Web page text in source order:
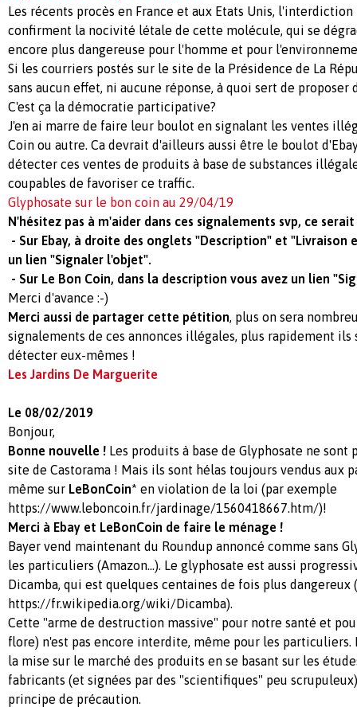
Les récents procès en France et aux Etats Unis,
confirment la nocivité létale de cette molécule, qui se
encore plus dangereuse pour l'homme et pour
Si les courriers postés sur le site de la Présidence de La
sans aucun effet, ni aucune réponse, à quoi sert de proposer
C'est ça la démocratie participative?
J'en ai marre de faire leur boulot en signalant les ventes
Coin ou autre. Ca devrait d'ailleurs aussi être le boulot
détecter ces ventes de produits à base de substances
coupables de favoriser ce traffic.
Glyphosate sur le bon coin au 29/04/19
N'hésitez pas à m'aider dans ces signalements svp, ce
- Sur Ebay, à droite des onglets "Description" et "Livraison
un lien "Signaler l'objet".
- Sur Le Bon Coin, dans la description vous avez un lien
Merci d'avance :-)
Merci aussi de partager cette pétition, plus on sera
signalements de ces annonces illégales, plus rapidement ils
détecter eux-mêmes !
Les Jardins De Marguerite
Le 08/02/2019
Bonjour,
Bonne nouvelle ! Les produits à base de Glyphosate ne sont
site de Castorama ! Mais ils sont hélas toujours vendus aux
même sur LeBonCoin* en violation de la loi (par exemple
https://www.leboncoin.fr/jardinage/1560418667.htm/)!
Merci à Ebay et LeBonCoin de faire le ménage !
Bayer vend maintenant du Roundup annoncé comme sans
les particuliers (Amazon...). Le glyphosate est aussi
Dicamba, qui est quelques centaines de fois plus dangereux
https://fr.wikipedia.org/wiki/Dicamba).
Cette "arme de destruction massive" pour notre santé et
flore) n'est pas encore interdite, même pour les particuliers.
la mise sur le marché des produits en se basant sur les
fabricants (et signées par des "scientifiques" peu
principe de précaution.